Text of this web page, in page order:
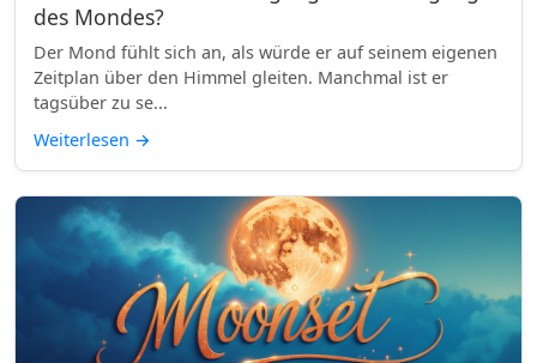
des Mondes?
Der Mond fühlt sich an, als würde er auf seinem eigenen
Zeitplan über den Himmel gleiten. Manchmal ist er
tagsüber zu se...
Weiterlesen →